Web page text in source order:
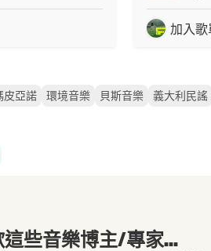
加入歌
皮亞諾 環境音樂 貝斯音樂 義大利民謠
些音樂博主/專家...